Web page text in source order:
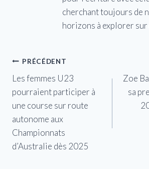
cherchant toujours de
horizons à explorer sur
Navigation
de
l’article
PRÉCÉDENT
Les femmes U23
pourraient participer à
une course sur route
autonome aux
Championnats
d’Australie dès 2025
Zoe
sa